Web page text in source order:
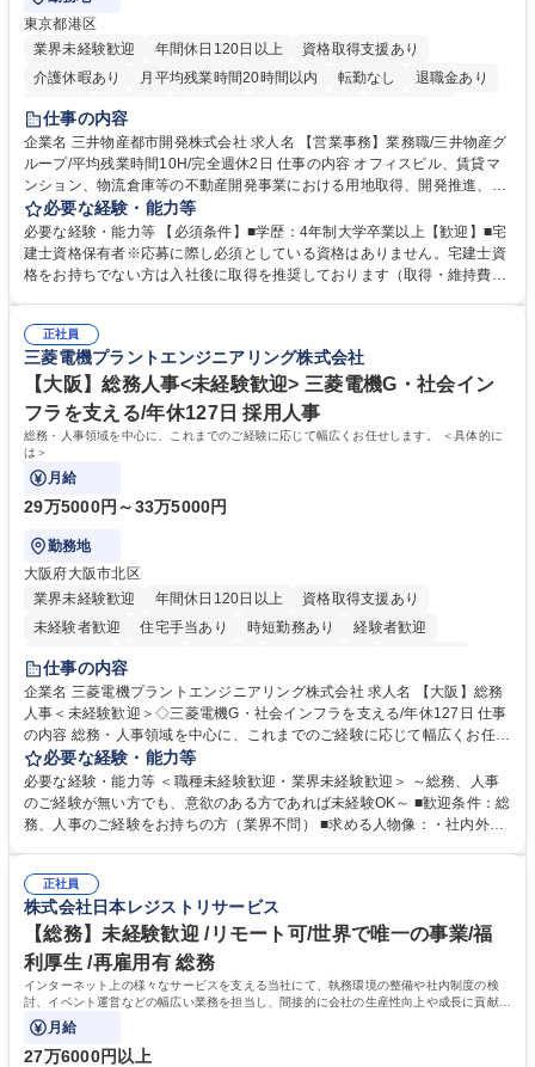
東京都港区
業界未経験歓迎
年間休日120日以上
資格取得支援あり
介護休暇あり
月平均残業時間20時間以内 転勤なし
退職金あり
在宅OK
賞与あり
駅近5分以内
土日祝休み 寮・社宅あり
仕事の内容
企業名 三井物産都市開発株式会社 求人名 【営業事務】業務職/三井物産グ
ループ/平均残業時間10H/完全週休2日 仕事の内容 オフィスビル、賃貸マ
ンション、物流倉庫等の不動産開発事業における用地取得、開発推進、賃
貸運営、売却、仲介・活用提案等を行う営業部門において事務業務を担当
いただきます。 【詳細】・契約書管理、契約書製本、捺印対応、ファイリ
ング、登記簿取得、調書取得・支払業務（各種費用支払、支払管理、請
求・支払データ登録、取引先マスター申請対応）・予算作成及び予実管
の他に担当頂く業務が発生する場合があります。 募集職種 【営業事務】
業務職/三井物産グループ/平均残業時間10H/完全週休2日
必要な経験・能力等
必要な経験・能力等 【必須条件】■学歴：4年制大学卒業以上【歓迎】■宅
建士資格保有者※応募に際し必須としている資格はありません。宅建士資
格をお持ちでない方は入社後に取得を推奨しております（取得・維持費用
ション力がある方。 ・チャレンジを厭わず、粘り強く業務に取り組める
方。多様な関係者と謙虚に信頼関係を構築でき、期限を意識したスケジュ
ール管理が出来る方。※将来的に他部署（営業部門、コーポレート部門）
へのジョブローテーションの可能性があります。 学歴・資格 学歴：大学
院 大学 語学力： 資格：宅地建物取引士
正社員
三菱電機プラントエンジニアリング株式会社
【大阪】総務人事<未経験歓迎> 三菱電機G・社会イン
フラを支える/年休127日 採用人事
総務・人事領域を中心に、これまでのご経験に応じて幅広くお任せします。 ＜具体的に
は＞
月給
29万5000円～33万5000円
勤務地
大阪府大阪市北区
業界未経験歓迎
年間休日120日以上
資格取得支援あり
未経験者歓迎
住宅手当あり 時短勤務あり
経験者歓迎
退職金あり
駅近5分以内
土日祝休み 服装自由 寮・社宅あり 食事補助あり
仕事の内容
企業名 三菱電機プラントエンジニアリング株式会社 求人名 【大阪】総務
人事＜未経験歓迎＞◇三菱電機G・社会インフラを支える/年休127日 仕事
の内容 総務・人事領域を中心に、これまでのご経験に応じて幅広くお任せ
します。 ＜具体的には＞ ・総務/人事労務（給与・社保・勤怠管理など）
・採用・教育研修 ・福利厚生運用 など ※基本的には事務所勤務ですが、
採用や教育等の業務内容により、関西圏以外への日帰り・宿泊を伴う国内
出張もございます。 ※担当業務を持ちつつ、お互いに助け合いながら、総
必要な経験・能力等
必要な経験・能力等 ＜職種未経験歓迎・業界未経験歓迎＞ ～総務、人事
のご経験が無い方でも、意欲のある方であれば未経験OK～ ■歓迎条件：総
務、人事のご経験をお持ちの方（業界不問） ■求める人物像：・社内外の
正社員
株式会社日本レジストリサービス
【総務】未経験歓迎 /リモート可/世界で唯一の事業/福
利厚生 /再雇用有 総務
インターネット上の様々なサービスを支える当社にて、執務環境の整備や社内制度の検
討、イベント運営などの幅広い業務を担当し、間接的に会社の生産性向上や成長に貢献し
ている部署です。
月給
27万6000円以上